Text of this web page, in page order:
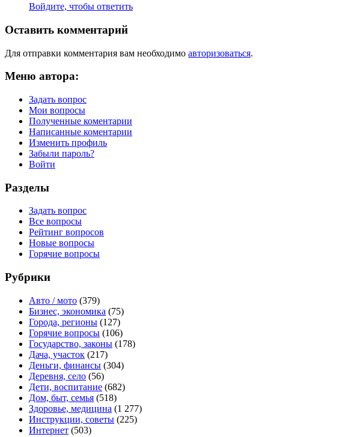
Войдите, чтобы ответить
Оставить комментарий
Для отправки комментария вам необходимо авторизоваться.
Меню автора:
Задать вопрос
Мои вопросы
Полученные коментарии
Написанные коментарии
Изменить профиль
Забыли пароль?
Войти
Разделы
Задать вопрос
Все вопросы
Рейтинг вопросов
Новые вопросы
Горячие вопросы
Рубрики
Авто / мото (379)
Бизнес, экономика (75)
Города, регионы (127)
Горячие вопросы (106)
Государство, законы (178)
Дача, участок (217)
Деньги, финансы (304)
Деревня, село (56)
Дети, воспитание (682)
Дом, быт, семья (518)
Здоровье, медицина (1 277)
Инструкции, советы (225)
Интернет (503)